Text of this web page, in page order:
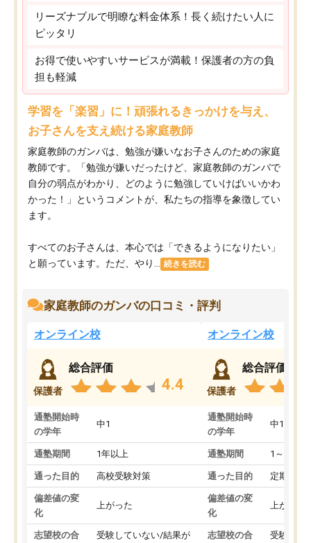
リーズナブルで明瞭な料金体系！長く続けたい人に
ピッタリ
お得で使いやすいサービスが満載！保護者の方の負
担も軽減
学習を「楽習」に！頑張れるきっかけを与え、
お子さんを支え続ける家庭教師
家庭教師のガンバは、勉強が嫌いなお子さんのための家庭
教師です。「勉強が嫌いだったけど、家庭教師のガンバで
自分の弱点がわかり、どのように勉強していけばいいかわ
かった！」というコメントが、私たちの指導を象徴してい
ます。
すべてのお子さんは、本心では「できるようになりたい」
と願っています。ただ、やり...
続きを読む
家庭教師のガンバの口コミ・評判
オンライン校
保護者
総合評価
4.4
通塾開始時
の学年
中1
通塾期間 1年以上
通った目的 高校受験対策
偏差値の変
化
上がった
志望校の合
受験していない/結果が
オンライン校
保護者
総合評価
通塾開始時
の学年
中1
通塾期間 1～3ヵ月
通った目的 定期テス
偏差値の変
化
上がった
志望校の合
受験して